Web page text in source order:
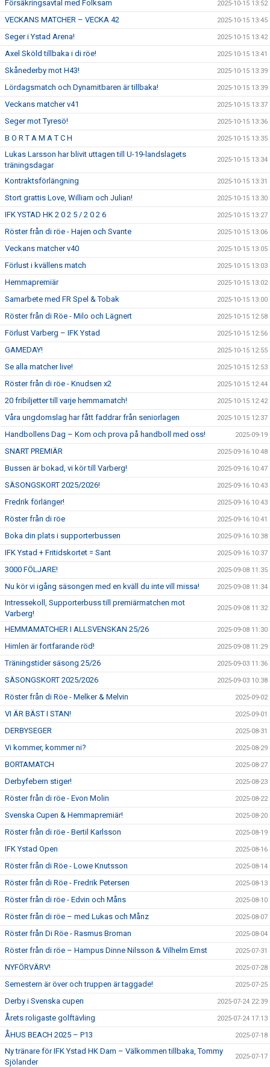
Försäkringsavtal med Folksam 2025-10-15 13:52
VECKANS MATCHER – VECKA 42 2025-10-15 13:45
Seger i Ystad Arena! 2025-10-15 13:42
Axel Sköld tillbaka i di röe! 2025-10-15 13:41
Skånederby mot H43! 2025-10-15 13:39
Lördagsmatch och Dynamitbaren är tillbaka! 2025-10-15 13:39
Veckans matcher v41 2025-10-15 13:37
Seger mot Tyresö! 2025-10-15 13:36
B O R T A M A T C H 2025-10-15 13:35
Lukas Larsson har blivit uttagen till U-19-landslagets
träningsdagar
2025-10-15 13:34
Kontraktsförlängning 2025-10-15 13:31
Stort grattis Love, William och Julian! 2025-10-15 13:30
IFK YSTAD HK 2 0 2 5 / 2 0 2 6 2025-10-15 13:27
Röster från di röe - Hajen och Svante 2025-10-15 13:06
Veckans matcher v40 2025-10-15 13:05
Förlust i kvällens match 2025-10-15 13:03
Hemmapremiär 2025-10-15 13:02
Samarbete med FR Spel & Tobak 2025-10-15 13:00
Röster från di Röe - Milo och Lägnert 2025-10-15 12:58
Förlust Varberg – IFK Ystad 2025-10-15 12:56
GAMEDAY! 2025-10-15 12:55
Se alla matcher live! 2025-10-15 12:53
Röster från di röe - Knudsen x2 2025-10-15 12:44
20 fribiljetter till varje hemmamatch! 2025-10-15 12:42
Våra ungdomslag har fått faddrar från seniorlagen 2025-10-15 12:37
Handbollens Dag – Kom och prova på handboll med oss! 2025-09-19
SNART PREMIÄR 2025-09-16 10:48
Bussen är bokad, vi kör till Varberg! 2025-09-16 10:47
SÄSONGSKORT 2025/2026! 2025-09-16 10:43
Fredrik förlänger! 2025-09-16 10:43
Röster från di röe 2025-09-16 10:41
Boka din plats i supporterbussen 2025-09-16 10:38
IFK Ystad + Fritidskortet = Sant 2025-09-16 10:37
3000 FÖLJARE! 2025-09-08 11:35
Nu kör vi igång säsongen med en kväll du inte vill missa! 2025-09-08 11:34
Intressekoll, Supporterbuss till premiärmatchen mot
Varberg!
2025-09-08 11:32
HEMMAMATCHER I ALLSVENSKAN 25/26 2025-09-08 11:30
Himlen är fortfarande röd! 2025-09-08 11:29
Träningstider säsong 25/26 2025-09-03 11:36
SÄSONGSKORT 2025/2026 2025-09-03 10:38
Röster från di Röe - Melker & Melvin 2025-09-02
VI ÄR BÄST I STAN! 2025-09-01
DERBYSEGER 2025-08-31
Vi kommer, kommer ni? 2025-08-29
BORTAMATCH 2025-08-27
Derbyfebern stiger! 2025-08-23
Röster från di röe - Evon Molin 2025-08-22
Svenska Cupen & Hemmapremiär! 2025-08-20
Röster från di röe - Bertil Karlsson 2025-08-19
IFK Ystad Open 2025-08-16
Röster från di Röe - Lowe Knutsson 2025-08-14
Röster från di Röe - Fredrik Petersen 2025-08-13
Röster från di röe - Edvin och Måns 2025-08-10
Röster från di röe – med Lukas och Månz 2025-08-07
Röster från Di Röe - Rasmus Broman 2025-08-04
Röster från di röe – Hampus Dinne Nilsson & Vilhelm Ernst 2025-07-31
NYFÖRVÄRV! 2025-07-28
Semestern är över och truppen är taggade! 2025-07-25
Derby i Svenska cupen 2025-07-24 22:39
Årets roligaste golftävling 2025-07-24 17:13
ÅHUS BEACH 2025 – P13 2025-07-18
Ny tränare för IFK Ystad HK Dam – Välkommen tillbaka, Tommy
Sjölander
2025-07-17